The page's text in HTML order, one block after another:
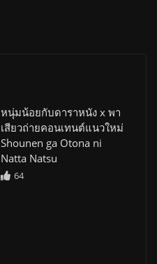
หนุ่มน้อยกับดาราหนัง x พา
เสียวถ่ายคอนเทนต์แนวใหม่
Shounen ga Otona ni
Natta Natsu
64